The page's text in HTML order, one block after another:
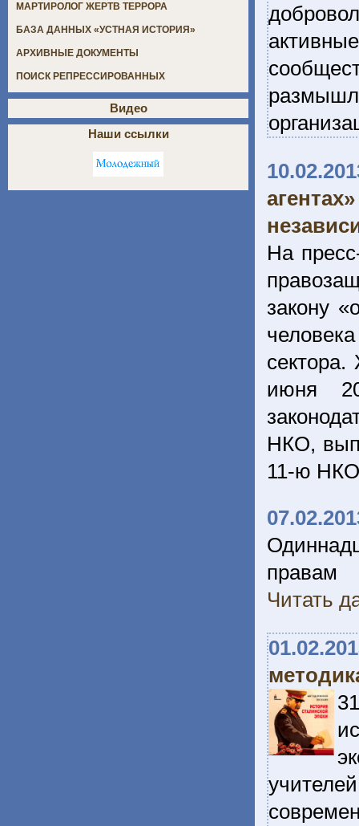
На
закону
июня
НКО,
11-ю
правам
Читать
МАРТИРОЛОГ ЖЕРТВ ТЕРРОРА
БАЗА ДАННЫХ «УСТНАЯ ИСТОРИЯ»
АРХИВНЫЕ ДОКУМЕНТЫ
ПОИСК РЕПРЕССИРОВАННЫХ
Видео
Наши ссылки